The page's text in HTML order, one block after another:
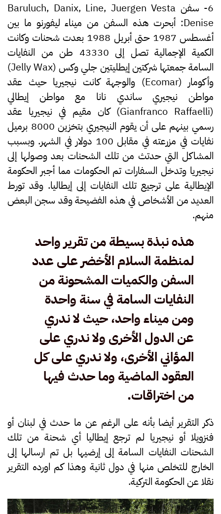
6- سفن Baruluch, Danix, Line, Juergen Vesta
Denise: أبحرت هذه السفن من ميناء ليفورنو ما بين
أغسطس 1987 حتى أبريل 1988 بعدت شحنات وكانت
الكمية الإجمالية تصل إلى 43330 طن من النفايات
السامة جمعتها شركتين إيطليتين جلي وكس (Jelly Wax)
وأكومار (Ecomar) والوجهة كانت نيجيريا حيث عقد
مواطن نيجيري ساندي نانا مع مواطن إيطالي
(Gianfranco Raffaelli) كان مقيم في نيجيريا عقد
رسمي بينهم على أن يقوم النيجيري بتخزين 8000 برميل
نفايات في مزرعته في مقابل 100 دولار في الشهر. وبسبب
المشاكل التي حدتث من تلك الشحنات بعد وصولها إلى
نيجيريا وتدخل السفارات تم الحكومات مما أجبر الحكومة
الإيطالية على ترجيع تلك النفايات إلى إيطاليا. وقد تورط
العديد من الأشخاص في هذه الفضيحة وقد سجن البعض
منهم.
هذه نبذة بسيطة من تقرير واحد
لمنظمة السلام الأخضر على عدد
السفن والكميات المشحونة من
النفايات السامة في سنة واحدة
ومن ميناء واحد، حيث لا ندري
عن الدول الأخرى ولا ندري على
المؤاني الأخرى، ولا ندري على كل
العقود الماضية وما حدث فيها
من اختراقات.
ذكر التقرير أيضا بأنه على الرغم عن ما حدث في لبنان أو
فنزويلا أو نيجيريا لم ترجع إيطاليا أي شحنة من تلك
الشحنات النفايات السامة إلى إرضيها بل تم ارسالها إلى
الخارج للتخلص منها في دول ثانية وهذا كم اورده التقرير
نقلا عن الحكومة التركية.